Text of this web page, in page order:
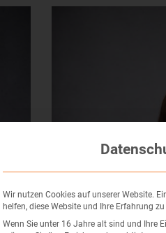
Wir nutzen Cookies auf unserer Website.
helfen, diese Website und Ihre Erfahrung zu
Wenn Sie unter 16 Jahre alt sind und Ihre